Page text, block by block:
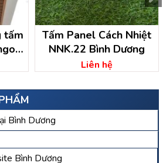
Bình Dương
Bình Dương
tấm
Tấm Panel Cách Nhiệt
NNK.22 Bình Dương
Liên hệ